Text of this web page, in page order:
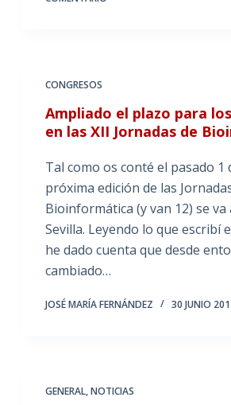
CONGRESOS
Ampliado el plazo para
en las XII Jornadas de
Tal como os conté el pasado 1
próxima edición de las
Bioinformática (y van 12) se va
Sevilla. Leyendo lo que escribí
he dado cuenta que desde
cambiado…
JOSÉ MARÍA FERNÁNDEZ 30 JUNIO
GENERAL,NOTICIAS